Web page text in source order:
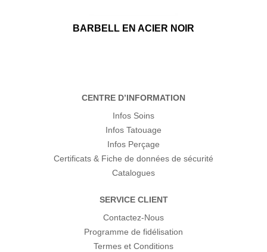
BARBELL EN ACIER NOIR
CENTRE D’INFORMATION
Infos Soins
Infos Tatouage
Infos Perçage
Certificats & Fiche de données de sécurité
Catalogues
SERVICE CLIENT
Contactez-Nous
Programme de fidélisation
Termes et Conditions